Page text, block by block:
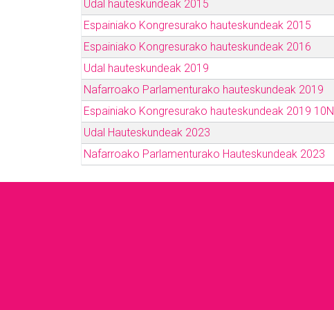
Udal hauteskundeak 2015
Espainiako Kongresurako hauteskundeak 2015
Espainiako Kongresurako hauteskundeak 2016
Udal hauteskundeak 2019
Nafarroako Parlamenturako hauteskundeak 2019
Espainiako Kongresurako hauteskundeak 2019 10N
Udal Hauteskundeak 2023
Nafarroako Parlamenturako Hauteskundeak 2023